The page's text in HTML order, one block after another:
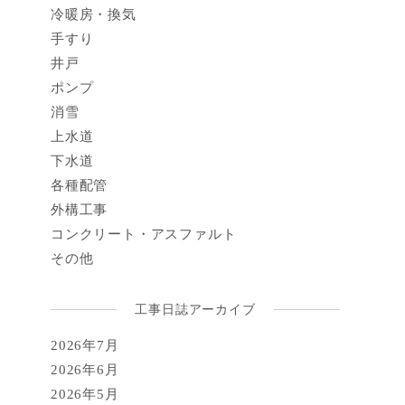
冷暖房・換気
手すり
井戸
ポンプ
消雪
上水道
下水道
各種配管
外構工事
コンクリート・アスファルト
その他
工事日誌アーカイブ
2026年7月
2026年6月
2026年5月